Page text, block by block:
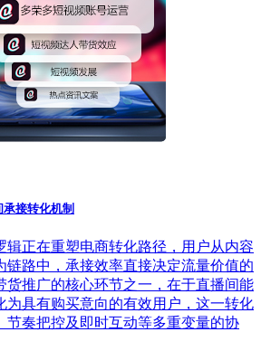
接转化机制
辑正在重塑电商转化路径，用户从内容
链路中，承接效率直接决定流量价值的
货推广的核心环节之一，在于直播间能
为具有购买意向的有效用户，这一转化
节奏把控及即时互动等多重变量的协